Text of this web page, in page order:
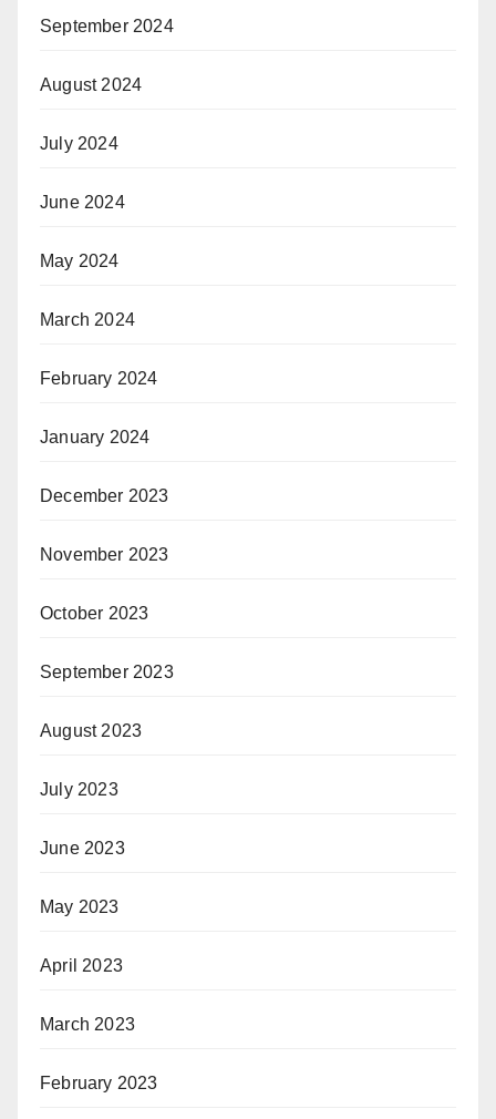
September 2024
August 2024
July 2024
June 2024
May 2024
March 2024
February 2024
January 2024
December 2023
November 2023
October 2023
September 2023
August 2023
July 2023
June 2023
May 2023
April 2023
March 2023
February 2023